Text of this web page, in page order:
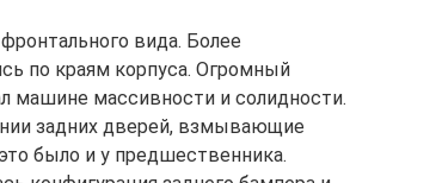
вида. Более
по краям корпуса. Огромный
машине массивности и солидности.
задних дверей, взмывающие
было и у предшественника.